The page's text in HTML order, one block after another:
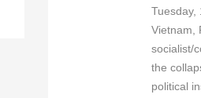
Tuesday,
Vietnam,
socialist/
the
political